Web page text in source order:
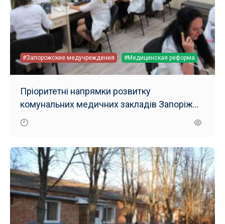
#Запорожские медучреждения #Медицинская реформа
Пріоритетні напрямки розвитку
комунальних медичних закладів Запоріжжя
у 2025 році